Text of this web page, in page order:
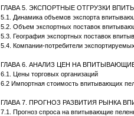
ГЛАВА 5. ЭКСПОРТНЫЕ ОТГРУЗКИ
5.1. Динамика объемов экспорта
5.2. Объем экспортных поставок
5.3. География экспортных поставок
5.4. Компании-потребители
ГЛАВА 6. АНАЛИЗ ЦЕН НА
6.1. Цены торговых организаций
6.2 Импортная стоимость впитывающих
ГЛАВА 7. ПРОГНОЗ РАЗВИТИЯ РЫНКА
7.1. Прогноз спроса на впитывающие